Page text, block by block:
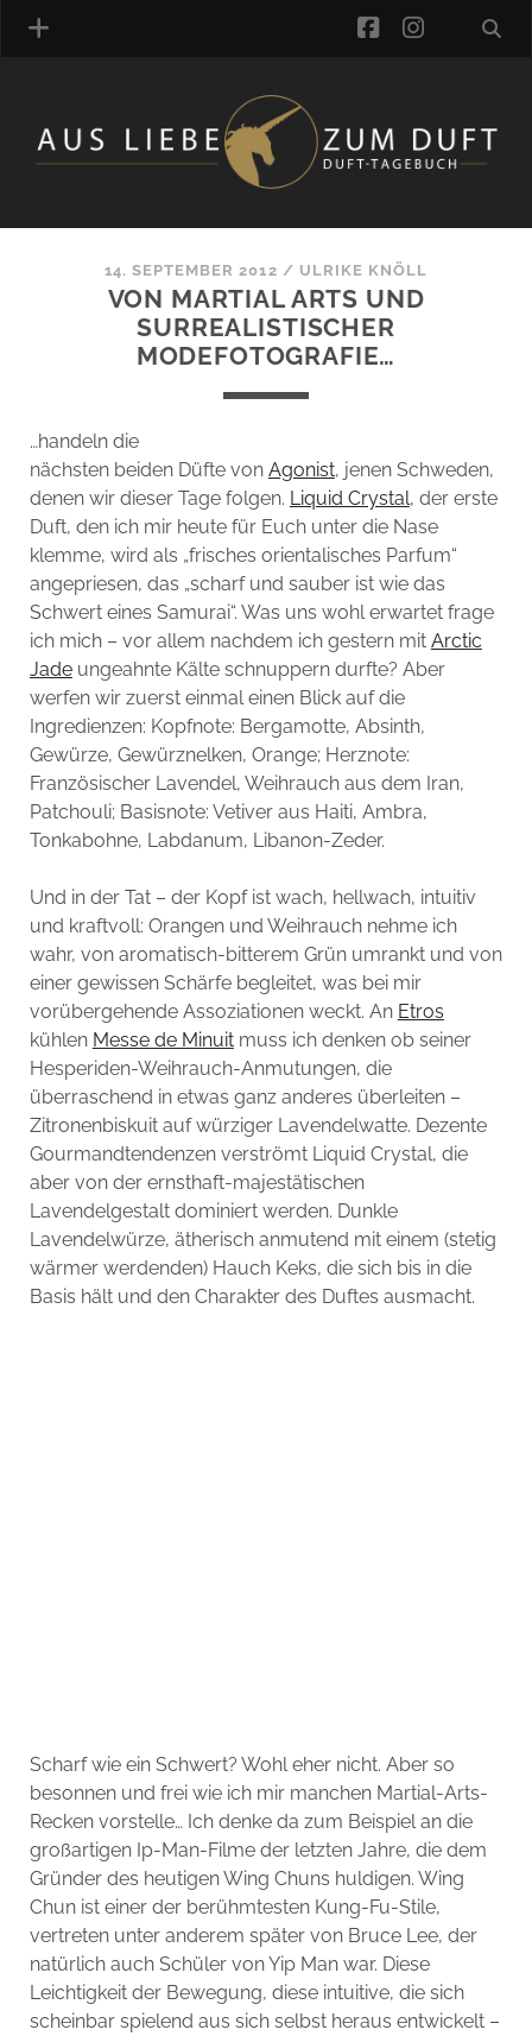
MANUFAKTUREN
DUFTNOTEN
KOMMENTARE
KATEGORIEN
ARTIKEL-ARCHIV
ONLINE-SHOP
DAS ALZD-TEAM
facebook
14. SEPTEMBER 2012 / ULRIKE KNÖLL
VON MARTIAL ARTS UND
SURREALISTISCHER
MODEFOTOGRAFIE…
…handeln die
nächsten beiden Düfte von Agonist, jenen Schweden,
denen wir dieser Tage folgen. Liquid Crystal, der erste
Duft, den ich mir heute für Euch unter die Nase
klemme, wird als „frisches orientalisches Parfum“
angepriesen, das „scharf und sauber ist wie das
Schwert eines Samurai“. Was uns wohl erwartet frage
ich mich – vor allem nachdem ich gestern mit Arctic
Jadeungeahnte Kälte schnuppern durfte? Aber
werfen wir zuerst einmal einen Blick auf die
Ingredienzen: Kopfnote: Bergamotte, Absinth,
Gewürze, Gewürznelken, Orange; Herznote:
Französischer Lavendel, Weihrauch aus dem Iran,
Patchouli; Basisnote: Vetiver aus Haiti, Ambra,
Tonkabohne, Labdanum, Libanon-Zeder.
Und in der Tat – der Kopf ist wach, hellwach, intuitiv
und kraftvoll: Orangen und Weihrauch nehme ich
wahr, von aromatisch-bitterem Grün umrankt und von
einer gewissen Schärfe begleitet, was bei mir
vorübergehende Assoziationen weckt. An Etros
kühlen Messe de Minuitmuss ich denken ob seiner
Hesperiden-Weihrauch-Anmutungen, die
überraschend in etwas ganz anderes überleiten –
Zitronenbiskuit auf würziger Lavendelwatte. Dezente
Gourmandtendenzen verströmt Liquid Crystal, die
aber von der ernsthaft-majestätischen
Lavendelgestalt dominiert werden. Dunkle
Lavendelwürze, ätherisch anmutend mit einem (stetig
wärmer werdenden) Hauch Keks, die sich bis in die
Basis hält und den Charakter des Duftes ausmacht.
Scharf wie ein Schwert? Wohl eher nicht. Aber so
besonnen und frei wie ich mir manchen Martial-Arts-
Recken vorstelle… Ich denke da zum Beispiel an die
großartigen Ip-Man-Filme der letzten Jahre, die dem
Gründer des heutigen Wing Chuns huldigen. Wing
Chun ist einer der berühmtesten Kung-Fu-Stile,
vertreten unter anderem später von Bruce Lee, der
natürlich auch Schüler von Yip Man war. Diese
Leichtigkeit der Bewegung, diese intuitive, die sich
scheinbar spielend aus sich selbst heraus entwickelt –